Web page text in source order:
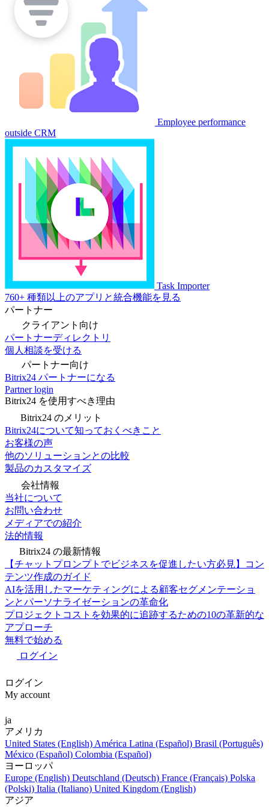
Employee performance
outside CRM
Task Importer
760+ 種類以上のアプリと統合機能を見る
パートナー
クライアント向け
パートナーディレクトリ
個人相談を受ける
パートナー向け
Bitrix24 パートナーになる
Partner login
Bitrix24 を使用すべき理由
Bitrix24 のメリット
Bitrix24について知っておくべきこと
お客様の声
他のソリューションとの比較
製品のカスタマイズ
会社情報
当社について
お問い合わせ
メディアでの紹介
法的情報
Bitrix24 の最新情報
【チャットプロンプトでビジネスを促進したい方必見】コン
テンツ作成のガイド
AIを活用したマーケティングによる顧客セグメンテーショ
ンとパーソナライゼーションの革命化
プロジェクトコストを効果的に追跡するための10の革新的な
アプローチ
無料で始める
ログイン
ログイン
My account
ja
アメリカ
United States (English) América Latina (Español) Brasil (Português)
México (Español) Colombia (Español)
ヨーロッパ
Europe (English) Deutschland (Deutsch) France (Français) Polska
(Polski) Italia (Italiano) United Kingdom (English)
アジア